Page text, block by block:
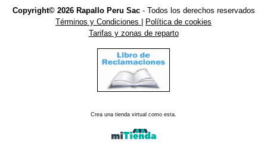
Copyright© 2026 Rapallo Peru Sac - Todos los derechos reservados
Términos y Condiciones
Política de cookies
Tarifas y zonas de reparto
Crea una tienda virtual como esta.